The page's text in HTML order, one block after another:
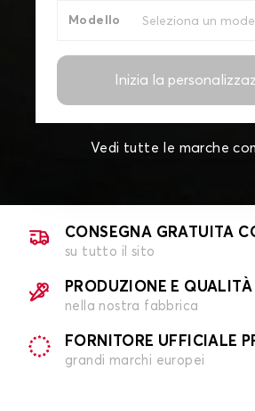
Modello
Inizia la
Vedi tutte le marche
CONSEGNA GRATUITA
su tutto il sito
PRODUZIONE E QUALITÀ
nella nostra fabbrica
FORNITORE UFFICIALE
grandi marchi europei